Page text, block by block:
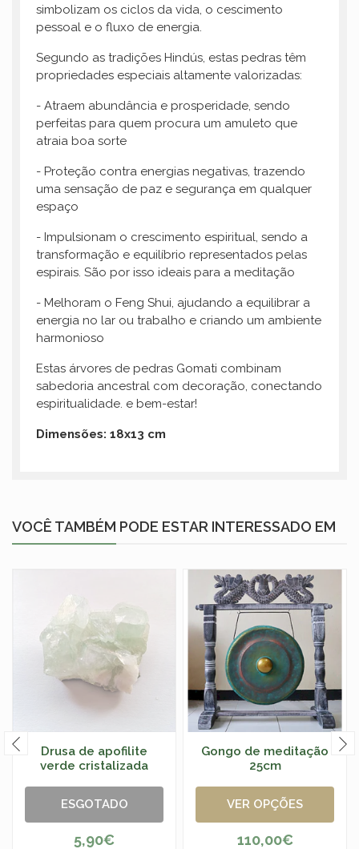
simbolizam os ciclos da vida, o cescimento
pessoal e o fluxo de energia.
Segundo as tradições Hindús, estas pedras têm
propriedades especiais altamente valorizadas:
- Atraem abundância e prosperidade, sendo
perfeitas para quem procura um amuleto que
atraia boa sorte
- Proteção contra energias negativas, trazendo
uma sensação de paz e segurança em qualquer
espaço
- Impulsionam o crescimento espiritual, sendo a
transformação e equilíbrio representados pelas
espirais. São por isso ideais para a meditação
- Melhoram o Feng Shui, ajudando a equilibrar a
energia no lar ou trabalho e criando um ambiente
harmonioso
Estas árvores de pedras Gomati combinam
sabedoria ancestral com decoração, conectando
espiritualidade. e bem-estar!
Dimensões: 18x13 cm
VOCÊ TAMBÉM PODE ESTAR INTERESSADO EM
Drusa de apofilite
verde cristalizada
ESGOTADO
5,90€
Gongo de meditação
25cm
VER OPÇÕES
110,00€